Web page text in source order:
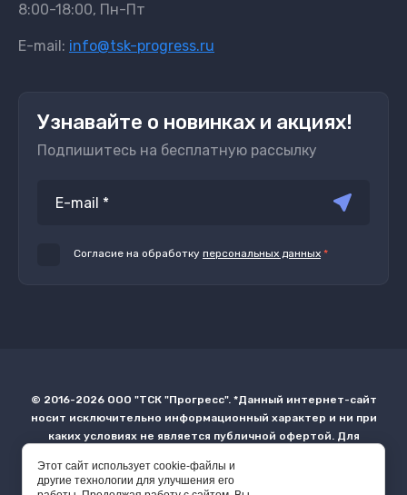
8:00-18:00, Пн-Пт
E-mail: info@tsk-progress.ru
Узнавайте о новинках и акциях!
Подпишитесь на бесплатную рассылку
Согласие на обработку персональных данных *
© 2016-2026 ООО "ТСК "Прогресс". *Данный интернет-сайт
носит исключительно информационный характер и ни при
каких условиях не является публичной офертой. Для
товара или услуг просьба обращаться в офис продаж по
бесплатному телефону 8-800-300-26-29
Этот сайт использует cookie-файлы и
другие технологии для улучшения его